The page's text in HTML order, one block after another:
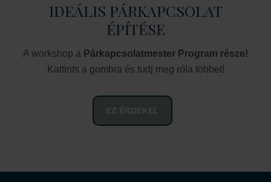
IDEÁLIS PÁRKAPCSOLAT
ÉPÍTÉSE
A workshop a Párkapcsolatmester Program része!
Kattints a gombra és tudj meg róla többet!
EZ ÉRDEKEL